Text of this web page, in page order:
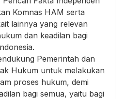
Komnas HAM serta
lainnya yang relevan
dan keadilan bagi
Pemerintah dan
Hukum untuk melakukan
proses hukum, demi
bagi semua, yaitu bagi